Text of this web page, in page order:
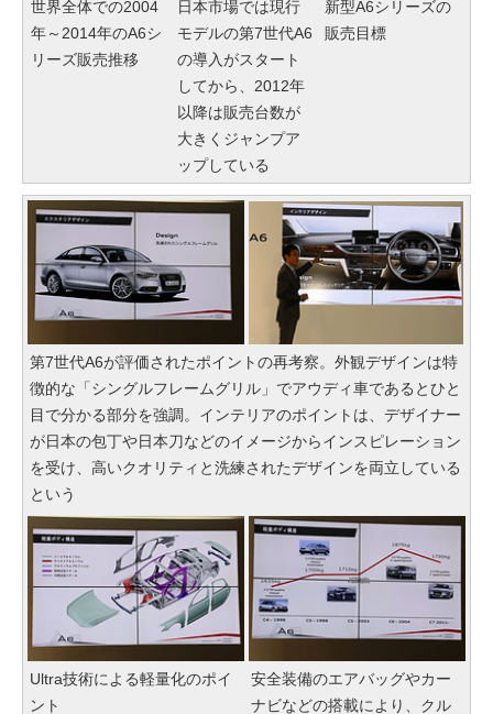
世界全体での2004
年～2014年のA6シ
リーズ販売推移
日本市場では現行
モデルの第7世代A6
の導入がスタート
してから、2012年
以降は販売台数が
大きくジャンプア
ップしている
新型A6シリーズの
販売目標
第7世代A6が評価されたポイントの再考察。外観デザインは特
徴的な「シングルフレームグリル」でアウディ車であるとひと
目で分かる部分を強調。インテリアのポイントは、デザイナー
が日本の包丁や日本刀などのイメージからインスピレーション
を受け、高いクオリティと洗練されたデザインを両立している
という
Ultra技術による軽量化のポイ
ント
安全装備のエアバッグやカー
ナビなどの搭載により、クル